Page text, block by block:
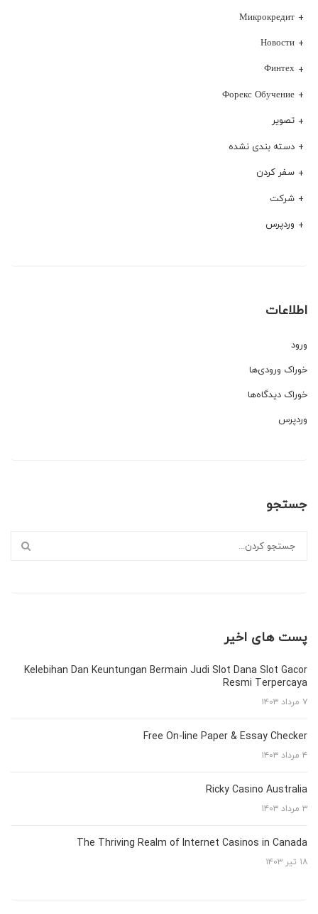
Микрокредит
Новости
Финтех
Форекс Обучение
تصویر
دسته بندی نشده
سفر کردن
شرکت
وردپرس
اطلاعات
ورود
خوراک ورودی‌ها
خوراک دیدگاه‌ها
وردپرس
جستجو
پست های اخیر
Kelebihan Dan Keuntungan Bermain Judi Slot Dana Slot Gacor
Resmi Terpercaya
۷ مرداد ۱۴۰۳
Free On-line Paper & Essay Checker
۴ مرداد ۱۴۰۳
Ricky Casino Australia
۳ مرداد ۱۴۰۳
The Thriving Realm of Internet Casinos in Canada
۱۸ تیر ۱۴۰۳